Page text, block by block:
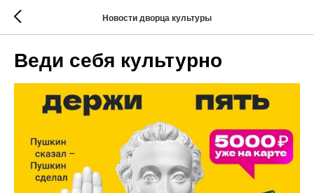
Новости дворца культуры
Веди себя культурно